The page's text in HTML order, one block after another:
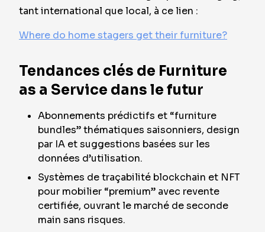
tant international que local, à ce lien :
Where do home stagers get their furniture?
Tendances clés de Furniture
as a Service dans le futur
Abonnements prédictifs et “furniture
bundles” thématiques saisonniers, design
par IA et suggestions basées sur les
données d’utilisation.
Systèmes de traçabilité blockchain et NFT
pour mobilier “premium” avec revente
certifiée, ouvrant le marché de seconde
main sans risques.